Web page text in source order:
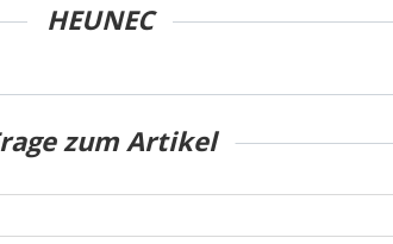
HEUNEC
zum Artikel